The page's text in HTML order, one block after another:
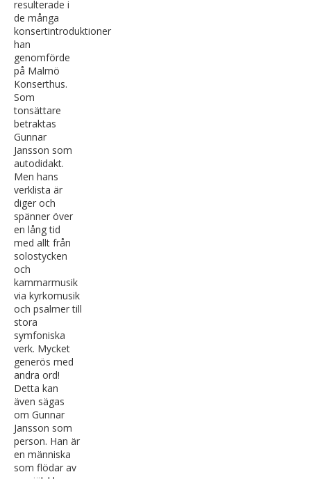
resulterade i
de många
konsertintroduktioner
han
genomförde
på Malmö
Konserthus.
Som
tonsättare
betraktas
Gunnar
Jansson som
autodidakt.
Men hans
verklista är
diger och
spänner över
en lång tid
med allt från
solostycken
och
kammarmusik
via kyrkomusik
och psalmer till
stora
symfoniska
verk. Mycket
generös med
andra ord!
Detta kan
även sägas
om Gunnar
Jansson som
person. Han är
en människa
som flödar av